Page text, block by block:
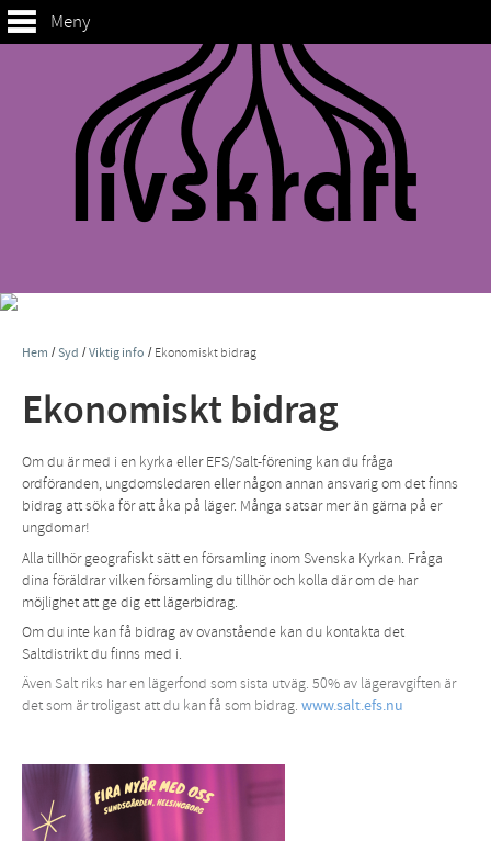
Meny
Hem /Syd /Viktig info / Ekonomiskt bidrag
Ekonomiskt bidrag
Om du är med i en kyrka eller EFS/Salt-förening kan du fråga
ordföranden, ungdomsledaren eller någon annan ansvarig om det finns
bidrag att söka för att åka på läger. Många satsar mer än gärna på er
ungdomar!
Alla tillhör geografiskt sätt en församling inom Svenska Kyrkan. Fråga
dina föräldrar vilken församling du tillhör och kolla där om de har
möjlighet att ge dig ett lägerbidrag.
Om du inte kan få bidrag av ovanstående kan du kontakta det
Saltdistrikt du finns med i.
Även Salt riks har en lägerfond som sista utväg. 50% av lägeravgiften är
det som är troligast att du kan få som bidrag. www.salt.efs.nu